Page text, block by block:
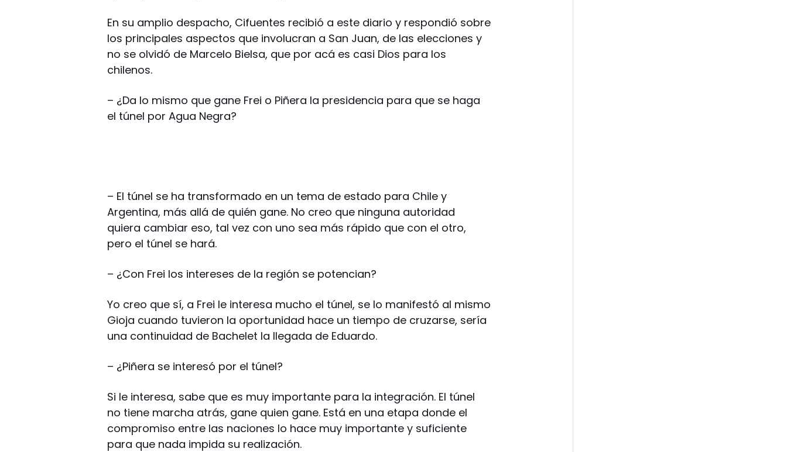
En su amplio despacho, Cifuentes recibió a este diario y respondió sobre
los principales aspectos que involucran a San Juan, de las elecciones y
no se olvidó de Marcelo Bielsa, que por acá es casi Dios para los
chilenos.
– ¿Da lo mismo que gane Frei o Piñera la presidencia para que se haga
el túnel por Agua Negra?
– El túnel se ha transformado en un tema de estado para Chile y
Argentina, más allá de quién gane. No creo que ninguna autoridad
quiera cambiar eso, tal vez con uno sea más rápido que con el otro,
pero el túnel se hará.
– ¿Con Frei los intereses de la región se potencian?
Yo creo que sí, a Frei le interesa mucho el túnel, se lo manifestó al mismo
Gioja cuando tuvieron la oportunidad hace un tiempo de cruzarse, sería
una continuidad de Bachelet la llegada de Eduardo.
– ¿Piñera se interesó por el túnel?
Si le interesa, sabe que es muy importante para la integración. El túnel
no tiene marcha atrás, gane quien gane. Está en una etapa donde el
compromiso entre las naciones lo hace muy importante y suficiente
para que nada impida su realización.